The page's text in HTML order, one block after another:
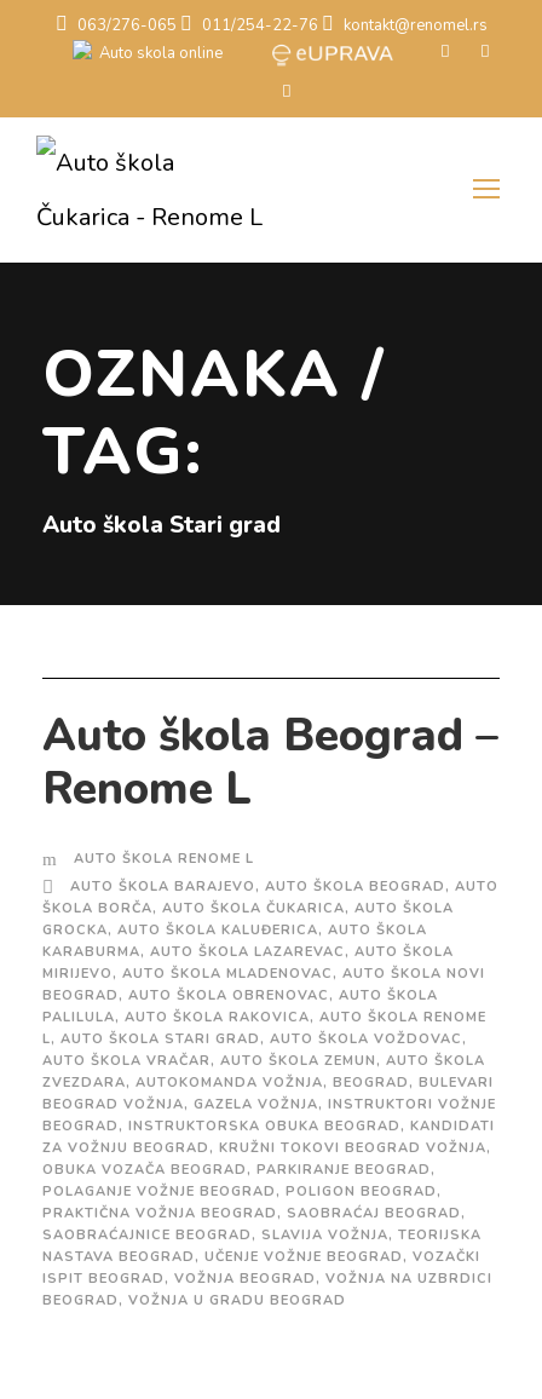
063/276-065 011/254-22-76 kontakt@renomel.rs
OZNAKA /
TAG:
Auto škola Stari grad
Auto škola Beograd –
Renome L
AUTO ŠKOLA RENOME L
AUTO ŠKOLA BARAJEVO , AUTO ŠKOLA BEOGRAD , AUTO
ŠKOLA BORČA, AUTO ŠKOLA ČUKARICA, AUTO ŠKOLA
GROCKA, AUTO ŠKOLA KALUĐERICA, AUTO ŠKOLA
KARABURMA, AUTO ŠKOLA LAZAREVAC , AUTO ŠKOLA
MIRIJEVO , AUTO ŠKOLA MLADENOVAC , AUTO ŠKOLA NOVI
BEOGRAD , AUTO ŠKOLA OBRENOVAC , AUTO ŠKOLA
PALILULA, AUTO ŠKOLA RAKOVICA, AUTO ŠKOLA RENOME
L, AUTO ŠKOLA STARI GRAD , AUTO ŠKOLA VOŽDOVAC ,
AUTO ŠKOLA VRAČAR , AUTO ŠKOLA ZEMUN , AUTO ŠKOLA
ZVEZDARA, AUTOKOMANDA VOŽNJA, BEOGRAD , BULEVARI
BEOGRAD VOŽNJA, GAZELA VOŽNJA, INSTRUKTORI VOŽNJE
BEOGRAD , INSTRUKTORSKA OBUKA BEOGRAD , KANDIDATI
ZA VOŽNJU BEOGRAD , KRUŽNI TOKOVI BEOGRAD VOŽNJA,
OBUKA VOZAČA BEOGRAD , PARKIRANJE BEOGRAD ,
POLAGANJE VOŽNJE BEOGRAD , POLIGON BEOGRAD ,
PRAKTIČNA VOŽNJA BEOGRAD , SAOBRAĆAJ BEOGRAD ,
SAOBRAĆAJNICE BEOGRAD , SLAVIJA VOŽNJA, TEORIJSKA
NASTAVA BEOGRAD , UČENJE VOŽNJE BEOGRAD , VOZAČKI
ISPIT BEOGRAD , VOŽNJA BEOGRAD , VOŽNJA NA UZBRDICI
BEOGRAD , VOŽNJA U GRADU BEOGRAD